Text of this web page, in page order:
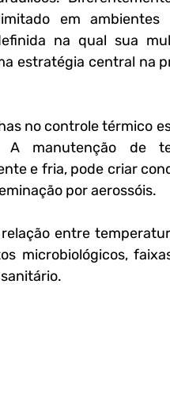
na qual sua
estratégia central na
no controle térmico
A manutenção de
e fria, pode criar
por aerossóis.
entre
microbiológicos,